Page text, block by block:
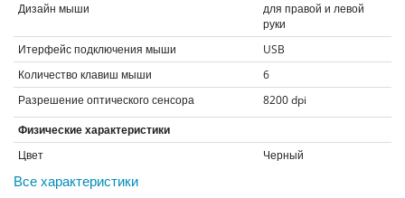
Дизайн мыши
для правой и левой
руки
Итерфейс подключения мыши
USB
Количество клавиш мыши
6
Разрешение оптического сенсора
8200dpi
Физические характеристики
Цвет
Черный
Все характеристики